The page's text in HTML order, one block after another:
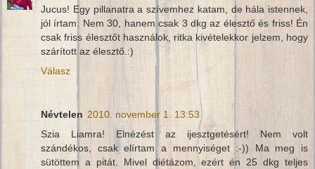
Jucus! Egy pillanatra a szívemhez katam, de hála istennek,
jól írtam. Nem 30, hanem csak 3 dkg az élesztő és friss! Én
csak friss élesztőt használok, ritka kivételekkor jelzem, hogy
szárított az élesztő.:)
Válasz
Névtelen 2010. november 1. 13:53
Szia Liamra! Elnézést az ijesztgetésért! Nem volt
szándékos, csak elírtam a mennyiséget :-)) Ma meg is
sütöttem a pitát. Mivel diétázom, ezért én 25 dkg teljes